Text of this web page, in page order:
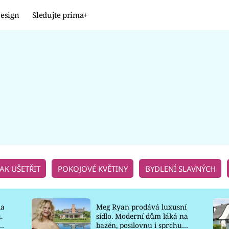
Sledujte prima+
UŠETŘIT POKOJOVÉ KVĚTINY BYDLENÍ SLAVNÝCH
Meg Ryan prodává luxusní
sídlo. Moderní dům láká na
bazén, posilovnu i sprchu